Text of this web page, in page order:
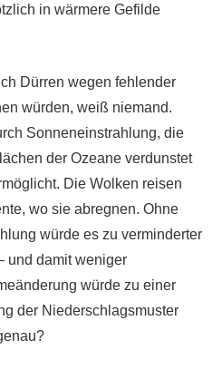
in wärmere Gefilde
Dürren wegen fehlender
würden, weiß niemand.
Sonneneinstrahlung, die
der Ozeane verdunstet
Die Wolken reisen
wo sie abregnen. Ohne
würde es zu verminderter
und damit weniger
würde zu einer
der Niederschlagsmuster